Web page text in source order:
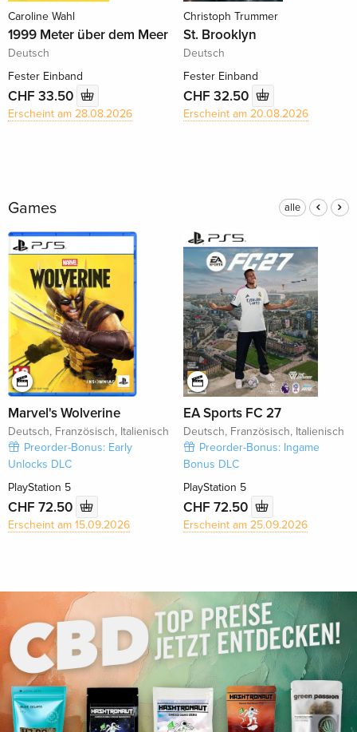
Caroline Wahl
1999 Meter über dem Meer
Deutsch
Fester Einband
CHF 33.50
Erscheint am 28.08.2026
Christoph Trummer
St. Brooklyn
Deutsch
Fester Einband
CHF 32.50
Erscheint am 20.08.2026
Games alle
Marvel's Wolverine
Deutsch, Französisch, Italienisch
Preorder-Bonus: Early
Unlocks DLC
PlayStation 5
CHF 72.50
Erscheint am 15.09.2026
EA Sports FC 27
Deutsch, Französisch, Italienisch
Preorder-Bonus: Ingame
Bonus DLC
PlayStation 5
CHF 72.50
Erscheint am 25.09.2026